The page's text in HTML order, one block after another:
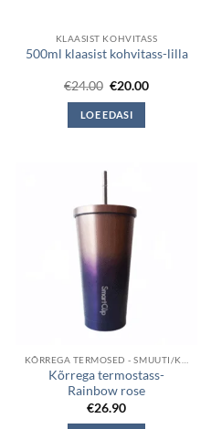
KLAASIST KOHVITASS
500ml klaasist kohvitass-lilla
€24.00 Algne
oli:
€24.00.
€20.00Current
LOE EDASI
KÕRREGA TERMOSED - SMUUTI/KOKTEIL
Kõrrega termostass-
Rainbow rose
€26.90